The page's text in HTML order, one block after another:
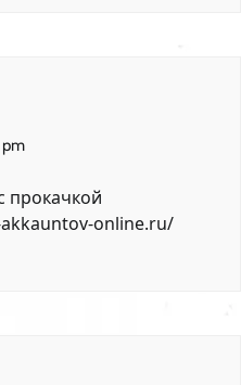
pm
прокачкой
online.ru/